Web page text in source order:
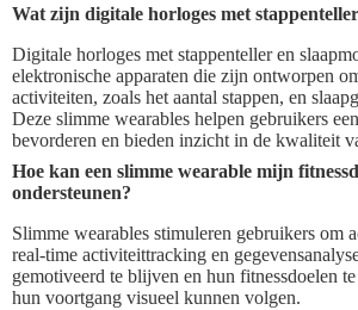
Wat zijn digitale horloges met
Digitale horloges met stappenteller en
elektronische apparaten die zijn ontworpen
activiteiten, zoals het aantal stappen, en
Deze slimme wearables helpen gebruikers
bevorderen en bieden inzicht in de kwaliteit
Hoe kan een slimme wearable mijn
ondersteunen?
Slimme wearables stimuleren gebruikers om
real-time activiteittracking en
gemotiveerd te blijven en hun fitnessdoelen
hun voortgang visueel kunnen volgen.